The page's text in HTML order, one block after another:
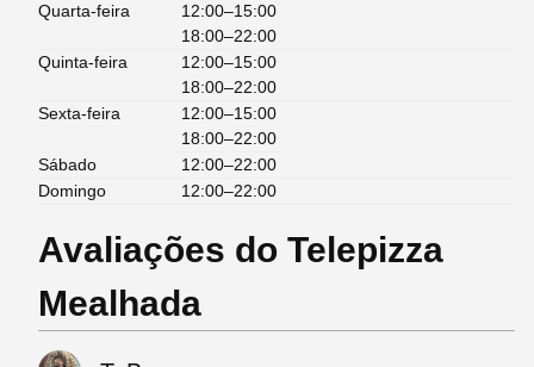
Quarta-feira
12:00–15:00
18:00–22:00
Quinta-feira
12:00–15:00
18:00–22:00
Sexta-feira
12:00–15:00
18:00–22:00
Sábado
12:00–22:00
Domingo
12:00–22:00
Avaliações do Telepizza
Mealhada